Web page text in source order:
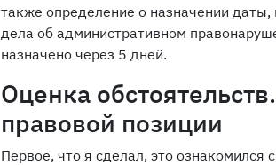
также определение о назначении
дела об административном
назначено через 5 дней.
Оценка
правовой позиции
Первое, что я сделал, это ознакомился